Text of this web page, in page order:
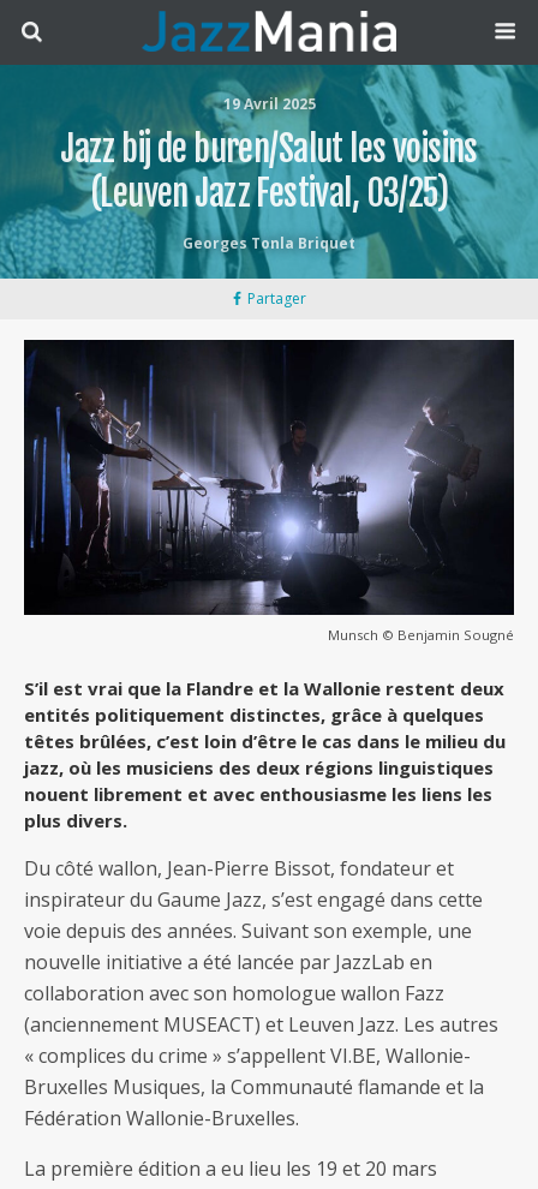
19 Avril 2025
Jazz bij de buren/Salut les voisins
(Leuven Jazz Festival, 03/25)
Georges Tonla Briquet
Partager
Munsch © Benjamin Sougné
S’il est vrai que la Flandre et la Wallonie restent deux
entités politiquement distinctes, grâce à quelques
têtes brûlées, c’est loin d’être le cas dans le milieu du
jazz, où les musiciens des deux régions linguistiques
nouent librement et avec enthousiasme les liens les
plus divers.
Du côté wallon, Jean-Pierre Bissot, fondateur et
inspirateur du Gaume Jazz, s’est engagé dans cette
voie depuis des années. Suivant son exemple, une
nouvelle initiative a été lancée par JazzLab en
collaboration avec son homologue wallon Fazz
(anciennement MUSEACT) et Leuven Jazz. Les autres
« complices du crime » s’appellent VI.BE, Wallonie-
Bruxelles Musiques, la Communauté flamande et la
Fédération Wallonie-Bruxelles.
La première édition a eu lieu les 19 et 20 mars